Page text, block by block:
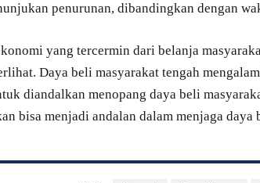
penurunan, dibandingkan dengan
yang tercermin dari belanja
Daya beli masyarakat tengah
diandalkan menopang daya beli
bisa menjadi andalan dalam menjaga